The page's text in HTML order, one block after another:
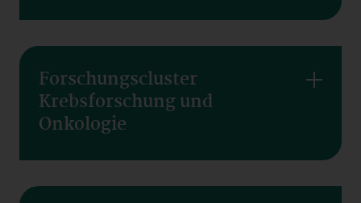
Forschungscluster
Krebsforschung und
Onkologie